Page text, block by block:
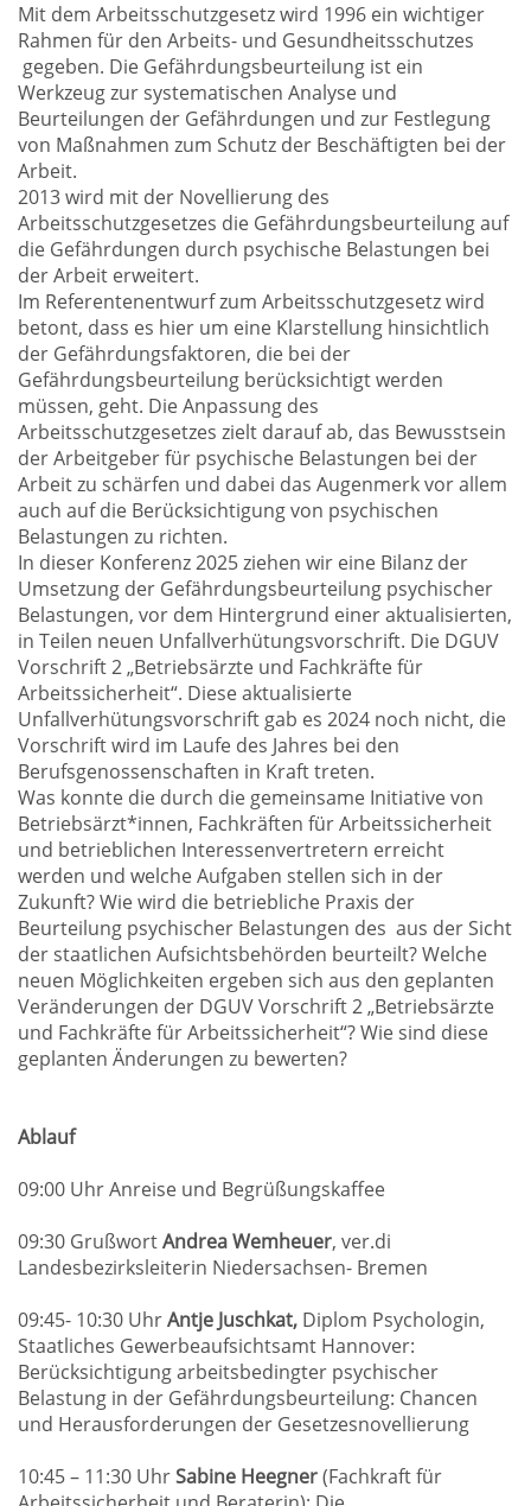
Mit dem Arbeitsschutzgesetz wird 1996 ein wichtiger
Rahmen für den Arbeits- und Gesundheitsschutzes
gegeben. Die Gefährdungsbeurteilung ist ein
Werkzeug zur systematischen Analyse und
Beurteilungen der Gefährdungen und zur Festlegung
von Maßnahmen zum Schutz der Beschäftigten bei der
Arbeit.
2013 wird mit der Novellierung des
Arbeitsschutzgesetzes die Gefährdungsbeurteilung auf
die Gefährdungen durch psychische Belastungen bei
der Arbeit erweitert.
Im Referentenentwurf zum Arbeitsschutzgesetz wird
betont, dass es hier um eine Klarstellung hinsichtlich
der Gefährdungsfaktoren, die bei der
Gefährdungsbeurteilung berücksichtigt werden
müssen, geht. Die Anpassung des
Arbeitsschutzgesetzes zielt darauf ab, das Bewusstsein
der Arbeitgeber für psychische Belastungen bei der
Arbeit zu schärfen und dabei das Augenmerk vor allem
auch auf die Berücksichtigung von psychischen
Belastungen zu richten.
In dieser Konferenz 2025 ziehen wir eine Bilanz der
Umsetzung der Gefährdungsbeurteilung psychischer
Belastungen, vor dem Hintergrund einer aktualisierten,
in Teilen neuen Unfallverhütungsvorschrift. Die DGUV
Vorschrift 2 „Betriebsärzte und Fachkräfte für
Arbeitssicherheit“. Diese aktualisierte
Unfallverhütungsvorschrift gab es 2024 noch nicht, die
Vorschrift wird im Laufe des Jahres bei den
Berufsgenossenschaften in Kraft treten.
Was konnte die durch die gemeinsame Initiative von
Betriebsärzt*innen, Fachkräften für Arbeitssicherheit
und betrieblichen Interessenvertretern erreicht
werden und welche Aufgaben stellen sich in der
Zukunft? Wie wird die betriebliche Praxis der
Beurteilung psychischer Belastungen des aus der Sicht
der staatlichen Aufsichtsbehörden beurteilt? Welche
neuen Möglichkeiten ergeben sich aus den geplanten
Veränderungen der DGUV Vorschrift 2 „Betriebsärzte
und Fachkräfte für Arbeitssicherheit“? Wie sind diese
geplanten Änderungen zu bewerten?
Ablauf
09:00 Uhr Anreise und Begrüßungskaffee
09:30 GrußwortAndrea Wemheuer, ver.di
Landesbezirksleiterin Niedersachsen- Bremen
09:45- 10:30 UhrAntje Juschkat, Diplom Psychologin,
Staatliches Gewerbeaufsichtsamt Hannover:
Berücksichtigung arbeitsbedingter psychischer
Belastung in der Gefährdungsbeurteilung: Chancen
und Herausforderungen der Gesetzesnovellierung
10:45 – 11:30 UhrSabine Heegner(Fachkraft für